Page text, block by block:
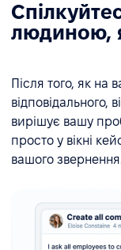
людиною,
Після того, як
відповідального,
вирішує вашу
просто у вікні
вашого